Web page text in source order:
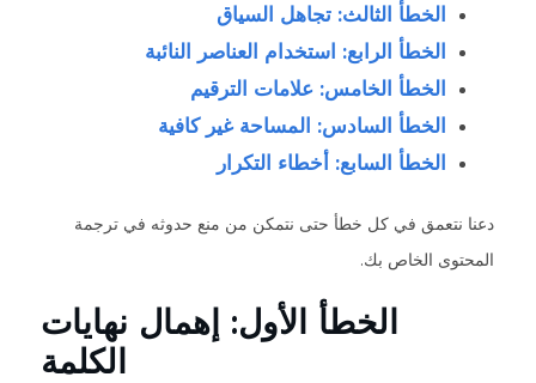
الخطأ الثالث: تجاهل السياق
الخطأ الرابع: استخدام العناصر النائبة
الخطأ الخامس: علامات الترقيم
الخطأ السادس: المساحة غير كافية
الخطأ السابع: أخطاء التكرار
دعنا نتعمق في كل خطأ حتى نتمكن من منع حدوثه في ترجمة
المحتوى الخاص بك.
الخطأ الأول: إهمال نهايات
الكلمة